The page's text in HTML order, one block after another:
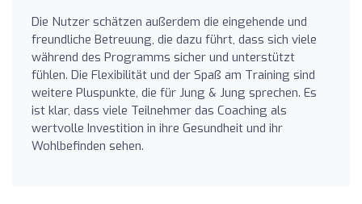
Die Nutzer schätzen außerdem die eingehende und
freundliche Betreuung, die dazu führt, dass sich viele
während des Programms sicher und unterstützt
fühlen. Die Flexibilität und der Spaß am Training sind
weitere Pluspunkte, die für Jung & Jung sprechen. Es
ist klar, dass viele Teilnehmer das Coaching als
wertvolle Investition in ihre Gesundheit und ihr
Wohlbefinden sehen.